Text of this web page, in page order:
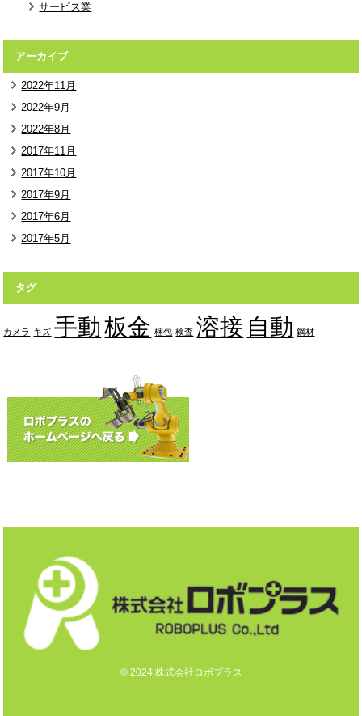
サービス業
アーカイブ
2022年11月
2022年9月
2022年8月
2017年11月
2017年10月
2017年9月
2017年6月
2017年5月
タグ
カメラ キズ 手動板金 梱包 検査 溶接 自動 鋼材
© 2024 株式会社ロボプラス